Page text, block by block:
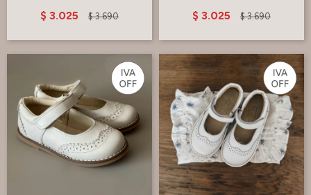
$ 3.025 $ 3.690 $ 3.025 $ 3.690